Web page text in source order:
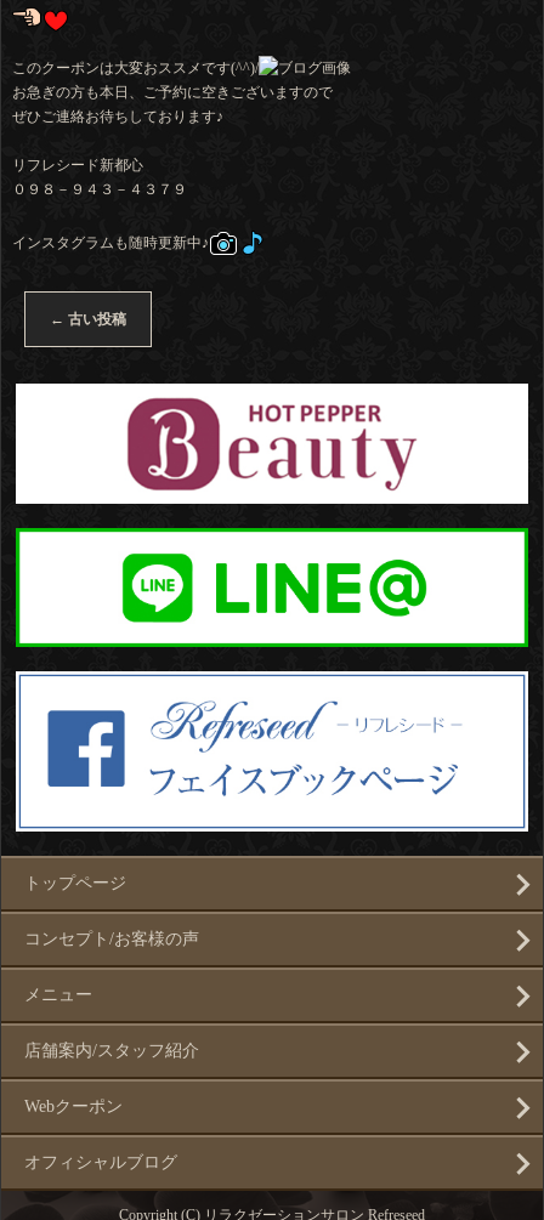
このクーポンは大変おススメです(^^)/
お急ぎの方も本日、ご予約に空きございますので
ぜひご連絡お待ちしております♪
リフレシード新都心
０９８－９４３－４３７９
インスタグラムも随時更新中♪
← 古い投稿
トップページ
コンセプト/お客様の声
メニュー
店舗案内/スタッフ紹介
Webクーポン
オフィシャルブログ
Copyright (C) リラクゼーションサロン Refreseed